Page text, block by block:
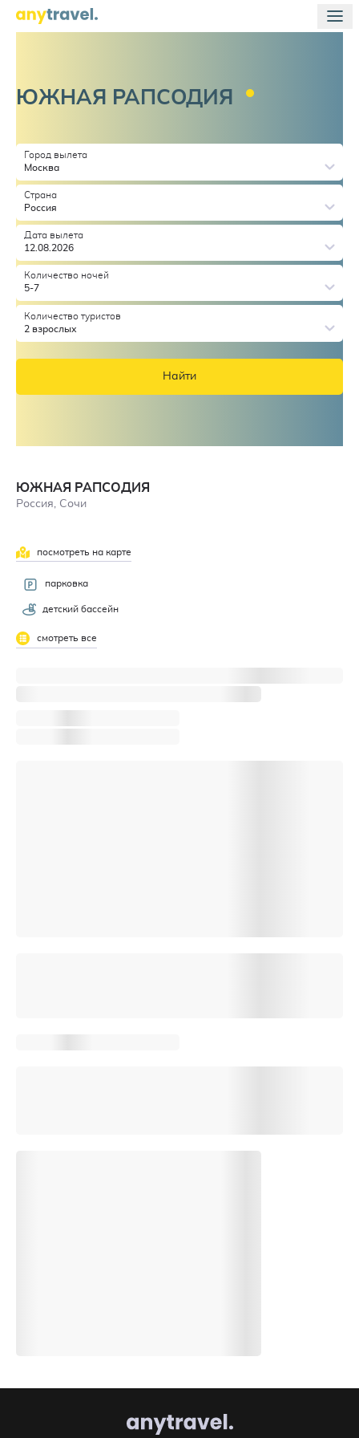
ЮЖНАЯ РАПСОДИЯ
Город вылета
Москва
Страна
Россия
Дата вылета
12.08.2026
Количество ночей
5-7
Количество туристов
2 взрослых
Найти
ЮЖНАЯ РАПСОДИЯ
Россия, Сочи
посмотреть на карте
парковка
детский бассейн
смотреть все